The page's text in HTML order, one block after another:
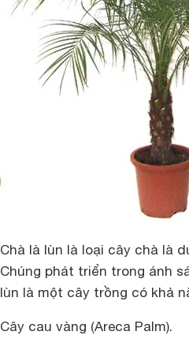
Chà là lùn là loại cây chà là
Chúng phát triển trong ánh
lùn là một cây trồng có khả
Cây cau vàng (Areca Palm).